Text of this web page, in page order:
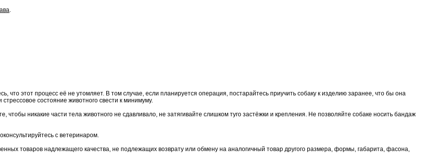
.
что этот процесс её не утомляет. В том случае, если планируется операция, постарайтесь приучить собаку к изделию заранее, что бы она
состояние животного свести к минимуму.
чтобы никакие части тела животного не сдавливало, не затягивайте слишком туго застёжки и крепления. Не позволяйте собаке носить бандаж
с ветеринаром.
товаров надлежащего качества, не подлежащих возврату или обмену на аналогичный товар другого размера, формы, габарита, фасона,